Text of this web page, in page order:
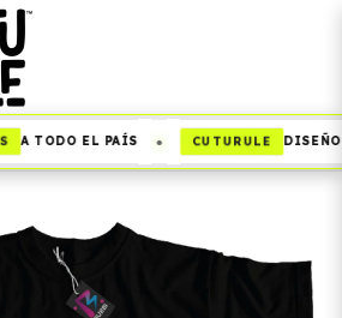
A TODO EL PAÍS CUTURULE